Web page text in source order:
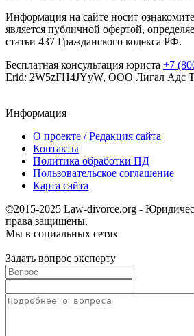
Информация на сайте носит
является публичной офертой,
статьи 437 Гражданского кодекса РФ.
Бесплатная консультация юриста +7
Erid: 2W5zFH4JYyW, ООО Лигал Адс
Информация
О проекте / Редакция сайта
Контакты
Политика обработки ПД
Пользовательское соглашение
Карта сайта
©2015-2025 Law-divorce.org -
права защищены.
Мы в социальных сетях
Задать вопрос эксперту